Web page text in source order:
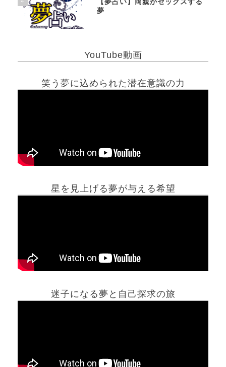
【夢占い】両親がセックスする
夢
YouTube動画
笑う夢に込められた潜在意識の力
星を見上げる夢が与える希望
迷子になる夢と自己探求の旅
ホーム